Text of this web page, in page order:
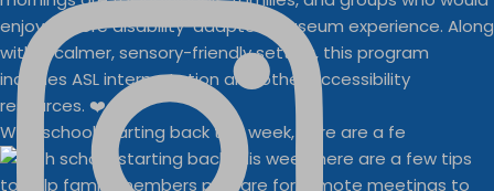
With school starting back this week, here are a fe